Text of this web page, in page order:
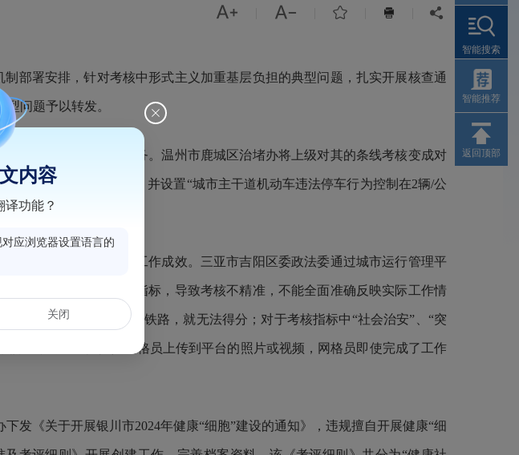
    
部署安排，针对考核中形式主义加重基层负担的典型问题，扎实开展核查通
问题予以转发。
职能范围的指标任务。温州市鹿城区治堵办将上级对其的条线考核变成对
停车位19500个以上”，并设置“城市主干道机动车违法停车行为控制在2辆/公
实。
工作留痕评价实际工作成效。三亚市吉阳区委政法委通过城市运行管理平
具体情况来设置考核指标，导致考核不精准，不能全面准确反映实际工作情
格内没有危楼、学校和铁路，就无法得分；对于考核指标中“社会治安”、“突
评分的主要依据是网格员上传到平台的照片或视频，网格员即使完成了工作
《关于开展银川市2024年健康“细胞”建设的通知》，违规擅自开展健康“细
智能搜索
智能推荐
返回顶部
内容
译功能？
应浏览器设置语言的
关闭